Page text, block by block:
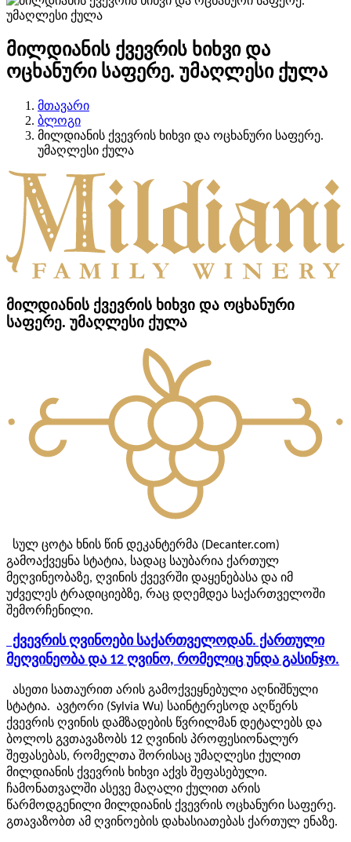
მილდიანის ქვევრის ხიხვი და
ოცხანური საფერე. უმაღლესი ქულა
მთავარი
ბლოგი
მილდიანის ქვევრის ხიხვი და ოცხანური საფერე.
უმაღლესი ქულა
მილდიანის ქვევრის ხიხვი და ოცხანური
საფერე. უმაღლესი ქულა
სულ ცოტა ხნის წინ დეკანტერმა (Decanter.com)
გამოაქვეყნა სტატია, სადაც საუბარია ქართულ
მეღვინეობაზე, ღვინის ქვევრში დაყენებასა და იმ
უძველეს ტრადიციებზე, რაც დღემდეა საქართველოში
შემორჩენილი.
ქვევრის ღვინოები საქართველოდან. ქართული
მეღვინეობა და 12 ღვინო, რომელიც უნდა გასინჯო.
ასეთი სათაურით არის გამოქვეყნებული აღნიშნული
სტატია. ავტორი (Sylvia Wu) საინტერესოდ აღწერს
ქვევრის ღვინის დამზადების წვრილმან დეტალებს და
ბოლოს გვთავაზობს 12 ღვინის პროფესიონალურ
შეფასებას, რომელთა შორისაც უმაღლესი ქულით
მილდიანის ქვევრის ხიხვი აქვს შეფასებული.
ჩამონათვალში ასევე მაღალი ქულით არის
წარმოდგენილი მილდიანის ქვევრის ოცხანური საფერე.
გთავაზობთ ამ ღვინოების დახასიათებას ქართულ ენაზე.